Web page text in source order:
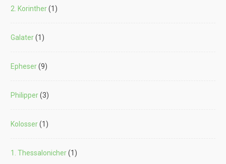
2. Korinther(1)
Galater(1)
Epheser(9)
Philipper(3)
Kolosser(1)
1. Thessalonicher(1)